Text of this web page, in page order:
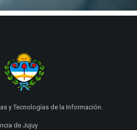
y Tecnologías de la Información.
de Jujuy